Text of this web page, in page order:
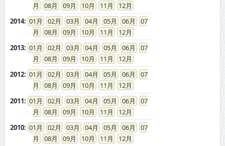
08
09 10 11
12
2014: 01 02 03 04 05 06
07
08
09 10 11
12
2013: 01 02 03 04 05 06
07
08
09 10 11
12
2012: 01 02 03 04 05 06
07
08
09 10 11
12
2011: 01 02 03 04 05 06
07
08
09 10 11
12
2010: 01 02 03 04 05 06
07
08
09 10 11
12